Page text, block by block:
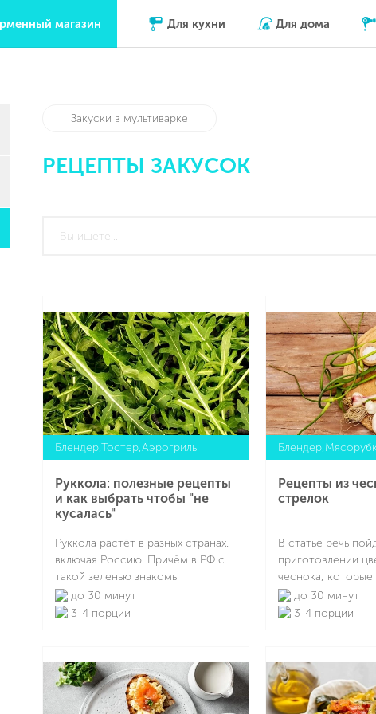
магазин Для кухни Для дома
Закуски в мультиварке
РЕЦЕПТЫ ЗАКУСОК
Блендер,Тостер,Аэрогриль
Руккола: полезные рецепты
и как выбрать чтобы "не
кусалась"
Руккола растёт в разных странах,
включая Россию. Причём в РФ с
такой зеленью знакомы
достаточно давно – около
двадцати лет. Но в кулинарии
недавно, а ведь он полезен и
вкусен. В статье расскажем
много интересного о таком
травянистом растении из
до 30 минут
3-4 порции
Рецепты из
стрелок
В статье речь
приготовлении
чеснока, которые
вегетации
имеют вид
формирующимися
семенами и
продукт
непривычным, но
до 30 минут
3-4 порции